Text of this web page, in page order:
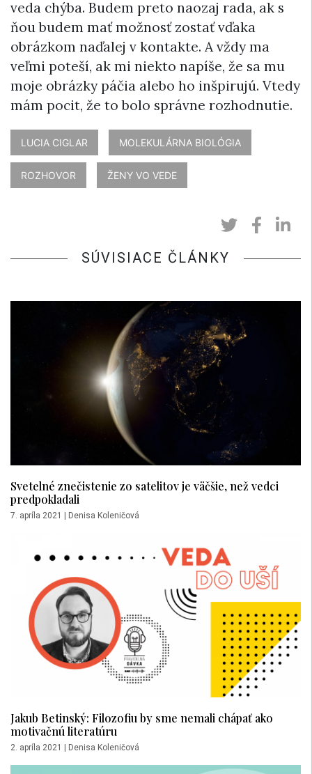
veda chýba. Budem preto naozaj rada, ak s
ňou budem mať možnosť zostať vďaka
obrázkom naďalej v kontakte. A vždy ma
veľmi poteší, ak mi niekto napíše, že sa mu
moje obrázky páčia alebo ho inšpirujú. Vtedy
mám pocit, že to bolo správne rozhodnutie.
LUCIA CIGLAR MOLEKULÁRNA BIOLÓGIA
ROZHOVOR ŽENY VO VEDE
SÚVISIACE ČLÁNKY
Svetelné znečistenie zo satelitov je väčšie, než vedci
predpokladali
7. apríla 2021 | Denisa Koleničová
Jakub Betinský: Filozofiu by sme nemali chápať ako
motivačnú literatúru
2. apríla 2021 Denisa Koleničová